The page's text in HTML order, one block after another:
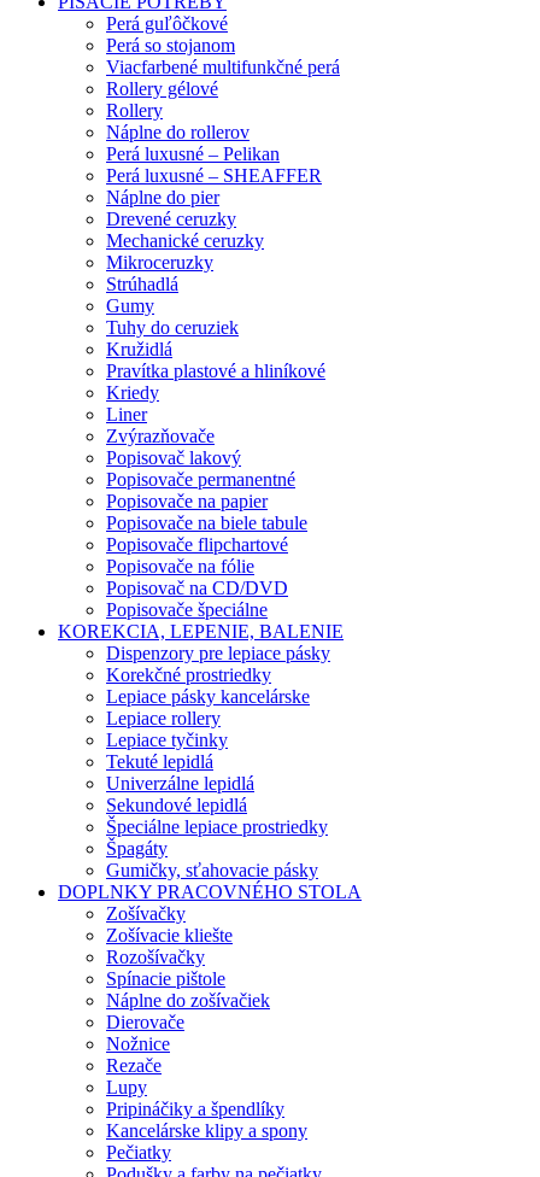
Perá guľôčkové
Perá so stojanom
Viacfarbené multifunkčné perá
Rollery gélové
Rollery
Náplne do rollerov
Perá luxusné – Pelikan
Perá luxusné – SHEAFFER
Náplne do pier
Drevené ceruzky
Mechanické ceruzky
Mikroceruzky
Strúhadlá
Gumy
Tuhy do ceruziek
Kružidlá
Pravítka plastové a hliníkové
Kriedy
Liner
Zvýrazňovače
Popisovač lakový
Popisovače permanentné
Popisovače na papier
Popisovače na biele tabule
Popisovače flipchartové
Popisovače na fólie
Popisovač na CD/DVD
Popisovače špeciálne
KOREKCIA, LEPENIE, BALENIE
Dispenzory pre lepiace pásky
Korekčné prostriedky
Lepiace pásky kancelárske
Lepiace rollery
Lepiace tyčinky
Tekuté lepidlá
Univerzálne lepidlá
Sekundové lepidlá
Špeciálne lepiace prostriedky
Špagáty
Gumičky, sťahovacie pásky
DOPLNKY PRACOVNÉHO STOLA
Zošívačky
Zošívacie kliešte
Rozošívačky
Spínacie pištole
Náplne do zošívačiek
Dierovače
Nožnice
Rezače
Lupy
Pripináčiky a špendlíky
Kancelárske klipy a spony
Pečiatky